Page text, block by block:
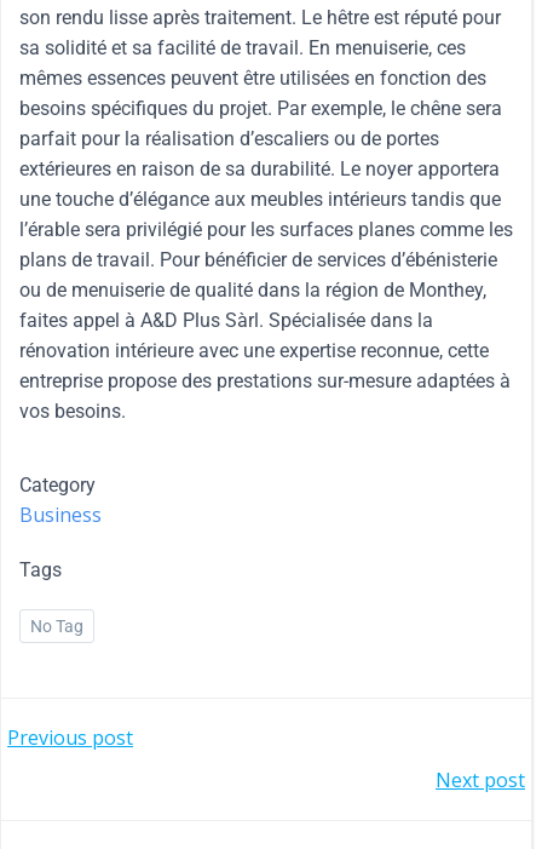
son rendu lisse après traitement. Le hêtre est réputé pour
sa solidité et sa facilité de travail. En menuiserie, ces
mêmes essences peuvent être utilisées en fonction des
besoins spécifiques du projet. Par exemple, le chêne sera
parfait pour la réalisation d’escaliers ou de portes
extérieures en raison de sa durabilité. Le noyer apportera
une touche d’élégance aux meubles intérieurs tandis que
l’érable sera privilégié pour les surfaces planes comme les
plans de travail. Pour bénéficier de services d’ébénisterie
ou de menuiserie de qualité dans la région de Monthey,
faites appel à A&D Plus Sàrl. Spécialisée dans la
rénovation intérieure avec une expertise reconnue, cette
entreprise propose des prestations sur-mesure adaptées à
vos besoins.
Category
Business
Tags
No Tag
Previous post
Next post